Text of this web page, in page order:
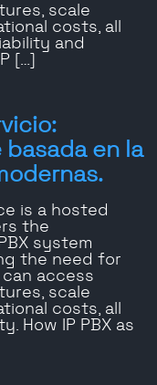
scale
costs, all
and
[…]
en la
is a hosted
the
system
the need for
access
scale
costs, all
How IP PBX as